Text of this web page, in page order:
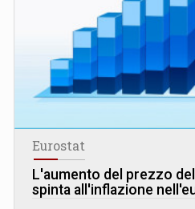
Eurostat
L'aumento del prezzo
spinta all'inflazione